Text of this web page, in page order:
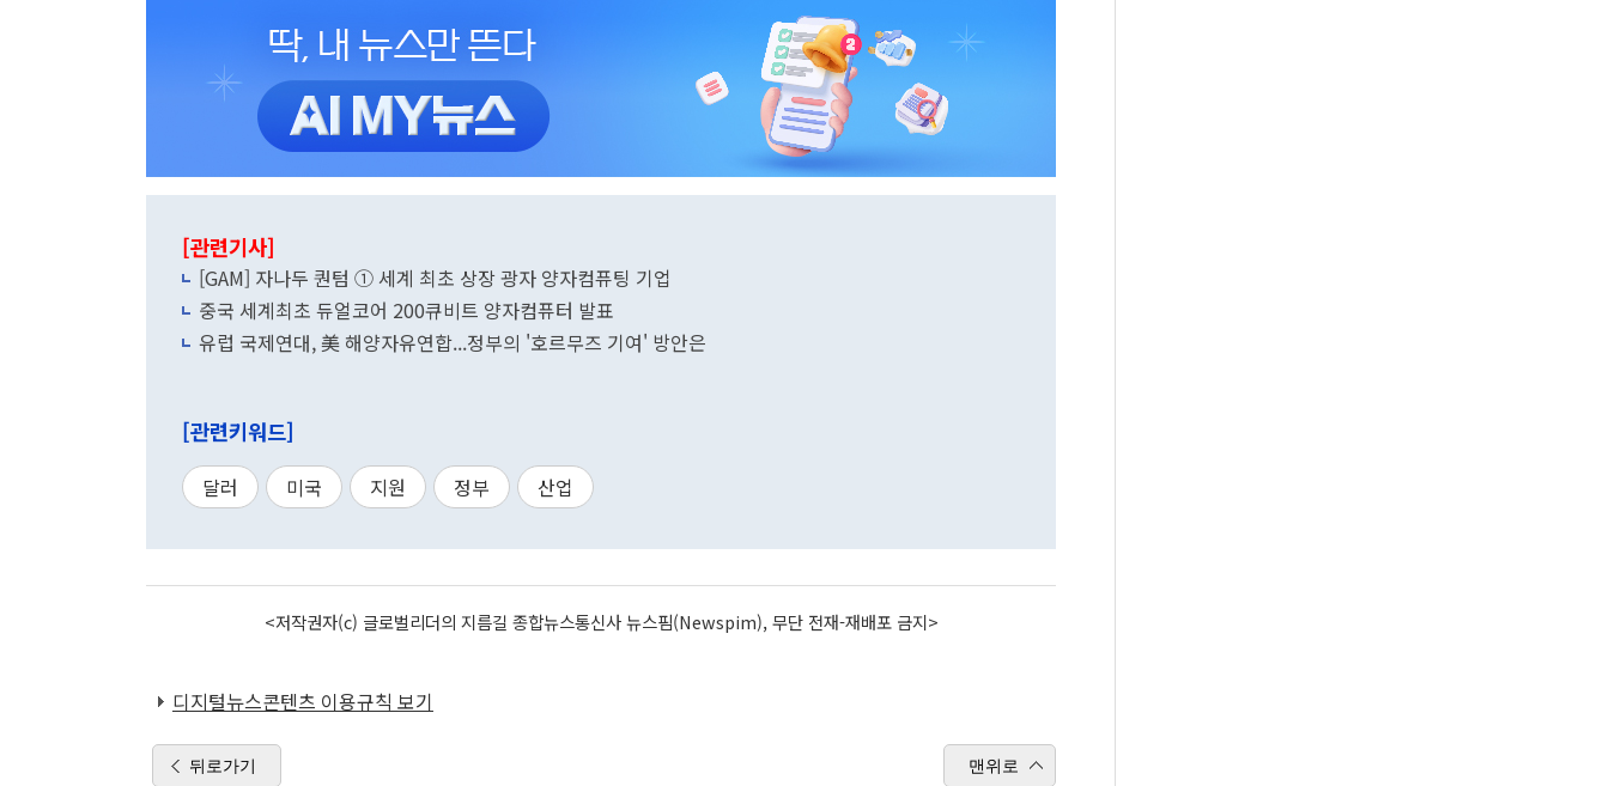
[관련기사]
[GAM] 자나두 퀀텀 ① 세계 최초 상장 광자 양자컴퓨팅 기업
중국 세계최초 듀얼코어 200큐비트 양자컴퓨터 발표
유럽 국제연대, 美 해양자유연합...정부의 '호르무즈 기여' 방안은
[관련키워드]
달러 미국 지원 정부 산업
<저작권자(c) 글로벌리더의 지름길 종합뉴스통신사 뉴스핌(Newspim), 무단 전재-재배포 금지>
디지털뉴스콘텐츠 이용규칙 보기
뒤로가기 맨위로